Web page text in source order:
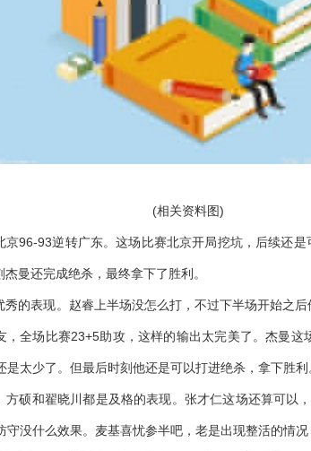
(相关资料图)
京96-93逆转广东。这场比赛北京开局挖坑，后续还
曼还完成绝杀，最终拿下了胜利。
秀的表现。赵睿上半场没怎么打，不过下半场开始之
，全场比赛23+5助攻，这样的输出太完美了。杰曼这
是太少了。但最后时刻他还是可以打进绝杀，拿下胜利
方硕和翟晓川都是及格的表现。张才仁这场还算可以
守没什么效果。麦基喜忧参半吧，老是出现整活的情